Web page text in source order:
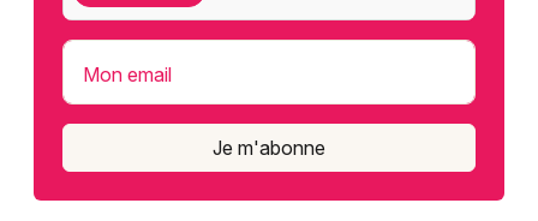
Mon email
Je m'abonne